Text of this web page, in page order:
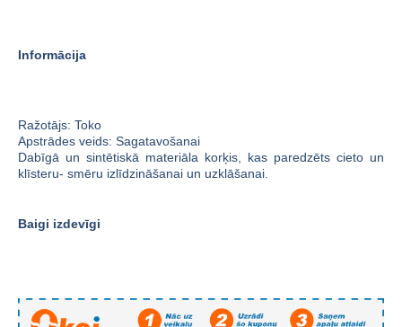
Informācija
Ražotājs: Toko
Apstrādes veids: Sagatavošanai
Dabīgā un sintētiskā materiāla korķis, kas paredzēts cieto un
klīsteru- smēru izlīdzināšanai un uzklāšanai.
Baigi izdevīgi